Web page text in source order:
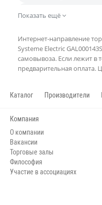
Показать ещё
Интернет-направление
Systeme Electric
самовывоза. Если лежит в
предварительная оплата.
Каталог Производители
Компания
О компании
Вакансии
Торговые залы
Философия
Участие в ассоциациях